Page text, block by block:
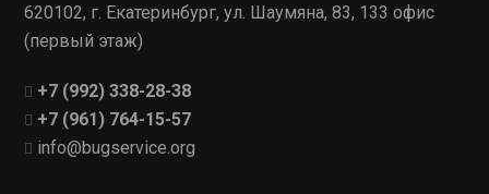
620102, г. Екатеринбург, ул. Шаумяна, 83, 133 офис
(первый этаж)
+7 (992) 338-28-38
+7 (961) 764-15-57
info@bugservice.org